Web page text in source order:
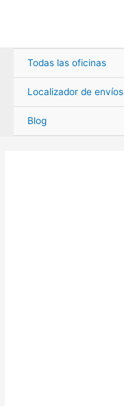
Todas las oficinas
Localizador de envíos
Blog